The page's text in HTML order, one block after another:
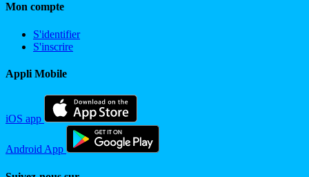
Mon compte
S'identifier
S'inscrire
Appli Mobile
iOS app
Android App